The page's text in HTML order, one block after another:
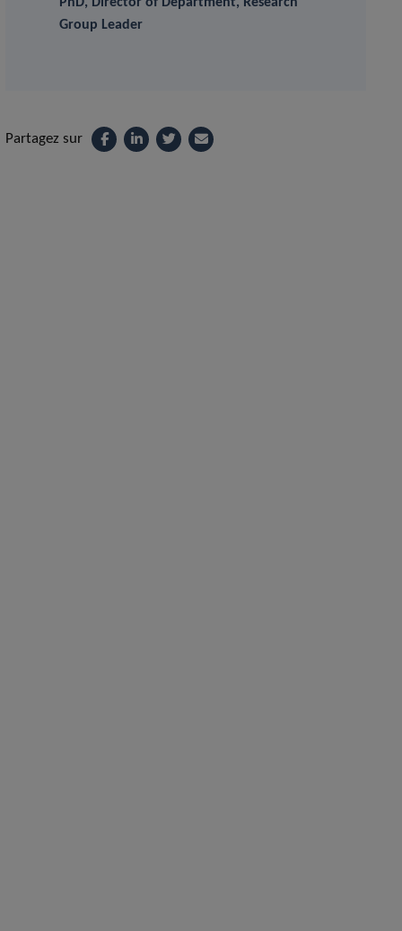
Group Leader
Partagez sur